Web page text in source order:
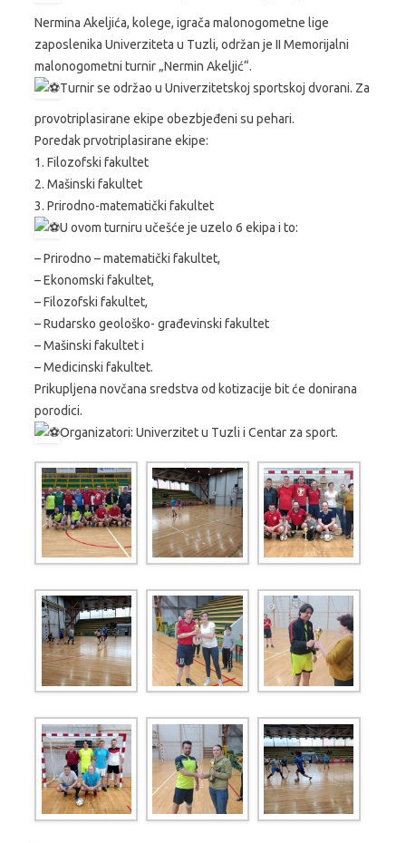
Nermina Akeljića, kolege, igrača malonogometne lige
zaposlenika Univerziteta u Tuzli, održan je II Memorijalni
malonogometni turnir „Nermin Akeljić“.
Turnir se održao u Univerzitetskoj sportskoj dvorani. Za
provotriplasirane ekipe obezbjeđeni su pehari.
Poredak prvotriplasirane ekipe:
1. Filozofski fakultet
2. Mašinski fakultet
3. Prirodno-matematički fakultet
U ovom turniru učešće je uzelo 6 ekipa i to:
– Prirodno – matematički fakultet,
– Ekonomski fakultet,
– Filozofski fakultet,
– Rudarsko geološko- građevinski fakultet
– Mašinski fakultet i
– Medicinski fakultet.
Prikupljena novčana sredstva od kotizacije bit će donirana
porodici.
Organizatori: Univerzitet u Tuzli i Centar za sport.